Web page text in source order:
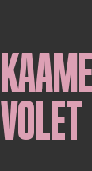
VOLET